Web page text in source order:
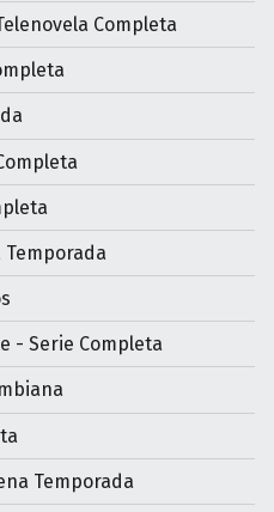
Completa
Temporada
- Serie Completa
Temporada